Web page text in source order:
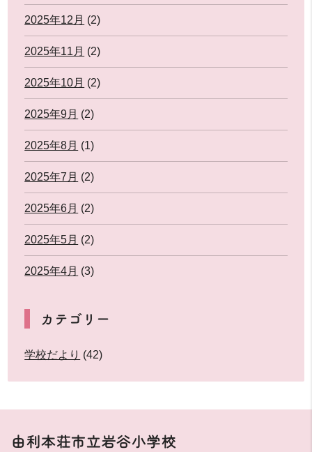
2025年12月 (2)
2025年11月 (2)
2025年10月 (2)
2025年9月 (2)
2025年8月 (1)
2025年7月 (2)
2025年6月 (2)
2025年5月 (2)
2025年4月 (3)
カテゴリー
学校だより (42)
由利本荘市立岩谷小学校